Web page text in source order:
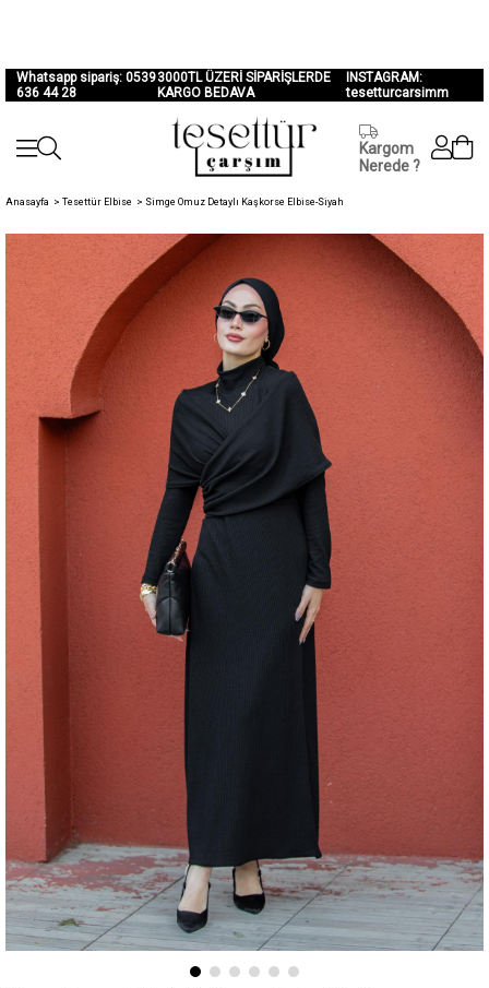
Whatsapp sipariş: 0539
636 44 28
3000TL ÜZERİ SİPARİŞLERDE
KARGO BEDAVA
INSTAGRAM:
tesetturcarsimm
Kargom
Nerede ?
Anasayfa > Tesettür Elbise > Simge Omuz Detaylı Kaşkorse Elbise-Siyah